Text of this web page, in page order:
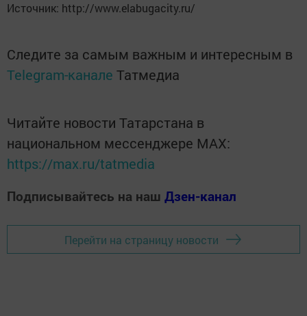
Источник: http://www.elabugacity.ru/
Следите за самым важным и интересным в
Telegram-канале Татмедиа
Читайте новости Татарстана в
национальном мессенджере MАХ:
https://max.ru/tatmedia
Подписывайтесь на наш Дзен-канал
Перейти на страницу новости